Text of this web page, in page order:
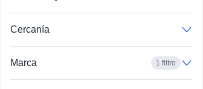
Cercanía
Marca 1 filtro